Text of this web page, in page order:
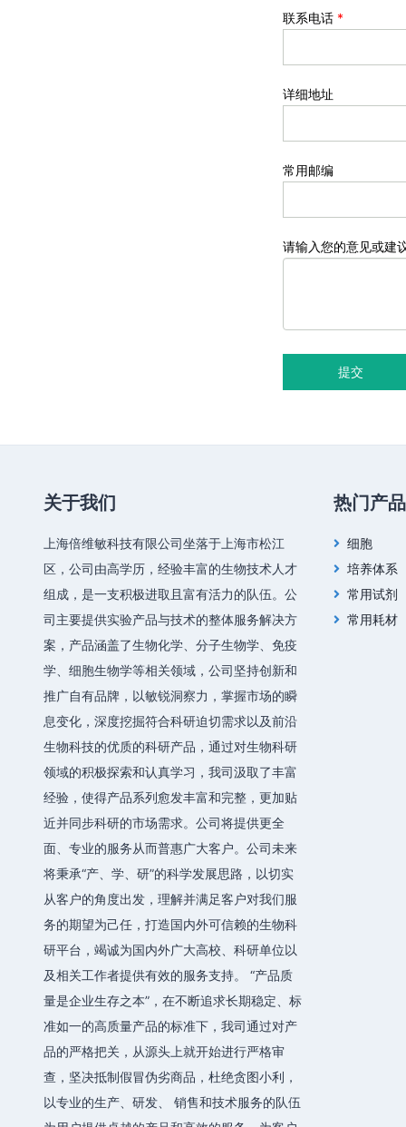
联系电话 *
详细地址
常用邮编
请输入您的意见或建
提交
关于我们
上海倍维敏科技有限公司坐落于上海市松江
区，公司由高学历，经验丰富的生物技术人才
组成，是一支积极进取且富有活力的队伍。公
司主要提供实验产品与技术的整体服务解决方
案，产品涵盖了生物化学、分子生物学、免疫
学、细胞生物学等相关领域，公司坚持创新和
推广自有品牌，以敏锐洞察力，掌握市场的瞬
息变化，深度挖掘符合科研迫切需求以及前沿
生物科技的优质的科研产品，通过对生物科研
领域的积极探索和认真学习，我司汲取了丰富
经验，使得产品系列愈发丰富和完整，更加贴
近并同步科研的市场需求。公司将提供更全
面、专业的服务从而普惠广大客户。公司未来
将秉承“产、学、研”的科学发展思路，以切实
从客户的角度出发，理解并满足客户对我们服
务的期望为己任，打造国内外可信赖的生物科
研平台，竭诚为国内外广大高校、科研单位以
及相关工作者提供有效的服务支持。 “产品质
量是企业生存之本”，在不断追求长期稳定、标
准如一的高质量产品的标准下，我司通过对产
品的严格把关，从源头上就开始进行严格审
查，坚决抵制假冒伪劣商品，杜绝贪图小利，
以专业的生产、研发、 销售和技术服务的队伍
热门产品
细胞
培养体系
常用试剂
常用耗材